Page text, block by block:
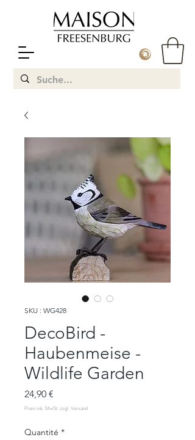
SKU : WG428
DecoBird -
Haubenmeise -
Wildlife Garden
24,90 €
Quantité *